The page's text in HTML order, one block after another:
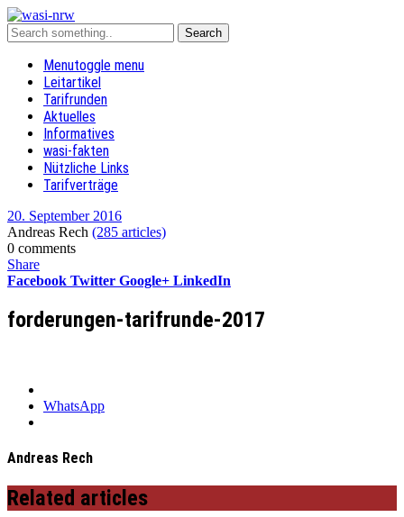
Menutoggle menu
Leitartikel
Tarifrunden
Aktuelles
Informatives
wasi-fakten
Nützliche Links
Tarifverträge
20. September 2016
Andreas Rech (285 articles)
0 comments
Share
Facebook Twitter Google+ LinkedIn
forderungen-tarifrunde-2017
WhatsApp
Andreas Rech
Related articles